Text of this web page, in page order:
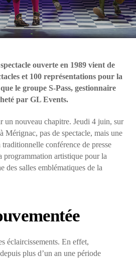
ouverte en 1989 vient de
et 100 représentations pour la
le groupe S-Pass, gestionnaire
par GL Events.
un nouveau chapitre. Jeudi 4 juin, sur
Mérignac, pas de spectacle, mais une
conférence de presse
programmation artistique pour la
des salles emblématiques de la
éclaircissements. En effet,
plus d’un an une période